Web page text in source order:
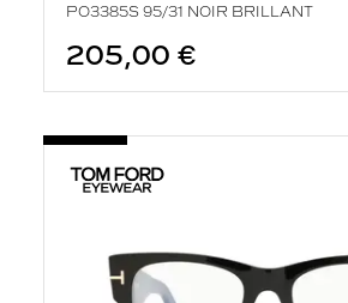
PO3385S 95/31 NOIR BRILLANT
205,00 €